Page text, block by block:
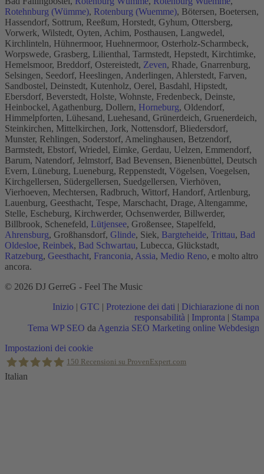
Rotehnburg (Wümme), Rotenburg (Wuemme), Bötersen, Boetersen,
Hassendorf, Sottrum, Reeßum, Horstedt, Gyhum, Ottersberg,
Vorwerk, Wilstedt, Oyten, Achim, Posthausen, Langwedel,
Kirchlinteln, Hühnermoor, Huehnermoor, Osterholz-Scharmbeck,
Worpswede, Grasberg, Lilienthal, Tarmstedt, Hepstedt, Kirchtimke,
Hemelsmoor, Breddorf, Ostereistedt, Zeven, Rhade, Gnarrenburg,
Selsingen, Seedorf, Heeslingen, Anderlingen, Ahlerstedt, Farven,
Sandbostel, Deinstedt, Kutenholz, Oerel, Basdahl, Hipstedt,
Ebersdorf, Beverstedt, Holste, Wohnste, Fredenbeck, Deinste,
Heinbockel, Agathenburg, Dollern, Horneburg, Oldendorf,
Himmelpforten, Lühesand, Luehesand, Grünerdeich, Gruenerdeich,
Steinkirchen, Mittelkirchen, Jork, Nottensdorf, Bliedersdorf,
Munster, Rehlingen, Soderstorf, Amelinghausen, Betzendorf,
Barmstedt, Ebstorf, Wriedel, Eimke, Gerdau, Uelzen, Emmendorf,
Barum, Natendorf, Jelmstorf, Bad Bevensen, Bienenbüttel, Deutsch
Evern, Lüneburg, Lueneburg, Reppenstedt, Vögelsen, Voegelsen,
Kirchgellersen, Südergellersen, Suedgellersen, Vierhöven,
Vierhoeven, Mechtersen, Radbruch, Wittorf, Handorf, Artlenburg,
Lauenburg, Geesthacht, Tespe, Marschacht, Drage, Altengamme,
Stelle, Escheburg, Kirchwerder, Ochsenwerder, Billwerder,
Billbrook, Schenefeld, Lütjensee, Großensee, Stapelfeld,
Ahrensburg, Großhansdorf, Glinde, Siek, Bargteheide, Trittau, Bad
Oldesloe, Reinbek, Bad Schwartau, Lubecca, Glückstadt,
Ratzeburg, Geesthacht, Franconia, Assia, Medio Reno, e molto altro
ancora.
© 2026 DJ GerreG - Feel The Music
Inizio | GTC | Protezione dei dati | Dichiarazione di non
responsabilità | Impronta | Stampa
Tema WP SEO da Agenzia SEO Marketing online Webdesign
Torna
in
alto
Impostazioni dei cookie
150 Recensioni su ProvenExpert.com
Italian